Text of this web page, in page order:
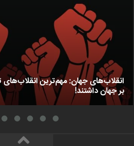
انقلاب‌های جهان: مهم‌ترین انقلاب‌های
بر جهان داشتند!